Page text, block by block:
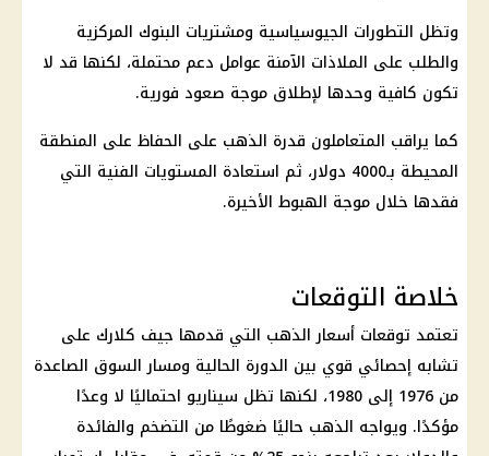
وتظل التطورات الجيوسياسية ومشتريات البنوك المركزية
والطلب على الملاذات الآمنة عوامل دعم محتملة، لكنها قد لا
تكون كافية وحدها لإطلاق موجة صعود فورية.
كما يراقب المتعاملون قدرة الذهب على الحفاظ على المنطقة
المحيطة بـ4000 دولار، ثم استعادة المستويات الفنية التي
فقدها خلال موجة الهبوط الأخيرة.
خلاصة التوقعات
تعتمد توقعات أسعار الذهب التي قدمها جيف كلارك على
تشابه إحصائي قوي بين الدورة الحالية ومسار السوق الصاعدة
من 1976 إلى 1980، لكنها تظل سيناريو احتماليًا لا وعدًا
مؤكدًا. ويواجه الذهب حاليًا ضغوطًا من التضخم والفائدة